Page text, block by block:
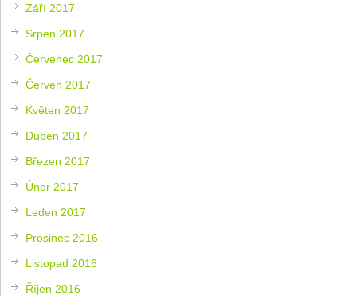
Září 2017
Srpen 2017
Červenec 2017
Červen 2017
Květen 2017
Duben 2017
Březen 2017
Únor 2017
Leden 2017
Prosinec 2016
Listopad 2016
Říjen 2016